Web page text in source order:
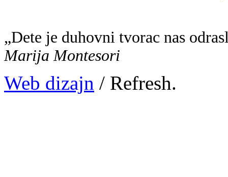
„Dete je duhovni tvorac nas
Marija Montesori
Web dizajn / Refresh.